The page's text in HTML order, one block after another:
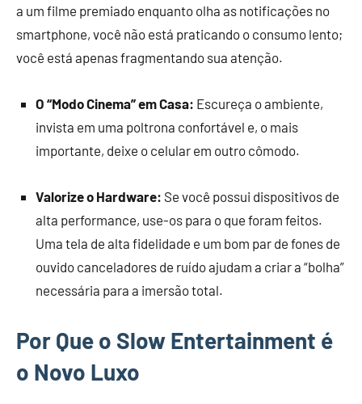
a um filme premiado enquanto olha as notificações no
smartphone, você não está praticando o consumo lento;
você está apenas fragmentando sua atenção.
O “Modo Cinema” em Casa: Escureça o ambiente,
invista em uma poltrona confortável e, o mais
importante, deixe o celular em outro cômodo.
Valorize o Hardware: Se você possui dispositivos de
alta performance, use-os para o que foram feitos.
Uma tela de alta fidelidade e um bom par de fones de
ouvido canceladores de ruído ajudam a criar a “bolha”
necessária para a imersão total.
Por Que o Slow Entertainment é
o Novo Luxo